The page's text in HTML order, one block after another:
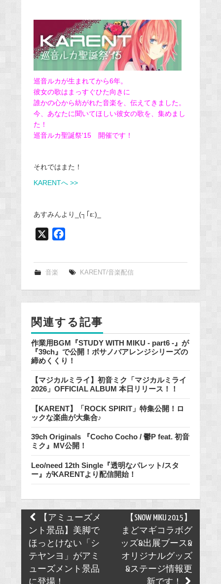
巡音ルカが生まれてから6年。
彼女の歌はまっすぐひた向きに
誰かの心から紡がれた音楽を、伝えてきました。
今、あなたに聞いてほしい彼女の歌を、集めまし
た！
巡音ルカ聖誕祭'15 開催です！
それではまた！
KARENTへ >>
あすみんより_(┐｢ε:)_
e
k
音楽 KARENT/音楽配信
関連する記事
作業用BGM『STUDY WITH MIKU - part6 -』が
『39ch』で公開！ボサノバアレンジシリーズの
締めくくり！
【マジカルミライ】初音ミク「マジカルミライ
2026」OFFICIAL ALBUM 本日リリース！！
【KARENT】「ROCK SPIRIT」特集公開！ロ
ックな楽曲が大集合♪
39ch Originals 『Cocho Cocho / 鬱P feat. 初音
ミク』MV公開！
Leo/need 12th Single『透明なパレット/スタ
ー』がKARENTより配信開始！
Post
navigation
【アミューズメ
ント景品】美脚で
ほっとけない「シ
テヤンヨ」がアミ
ューズメント景品
【SNOW MIKU 2015】
まどマギコラボグ
ッズ&出展ブース&
オリジナルグッズ
&ステージ情報更